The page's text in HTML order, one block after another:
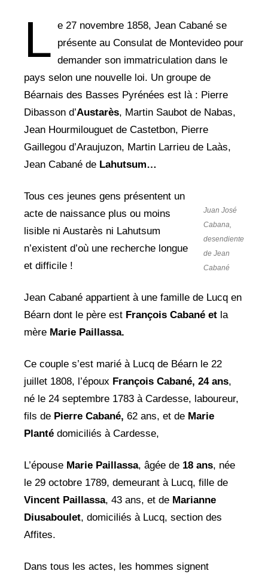
L e 27 novembre 1858, Jean Cabané se
présente au Consulat de Montevideo pour
demander son immatriculation dans le
pays selon une nouvelle loi. Un groupe de
Béarnais des Basses Pyrénées est là : Pierre
Dibasson d’Austarès, Martin Saubot de Nabas,
Jean Hourmilouguet de Castetbon, Pierre
Gaillegou d’Araujuzon, Martin Larrieu de Laàs,
Jean Cabané de Lahutsum…
Juan José
Cabana,
desendiente
de Jean
Cabané
Tous ces jeunes gens présentent un
acte de naissance plus ou moins
lisible ni Austarès ni Lahutsum
n’existent d’où une recherche longue
et difficile !
Jean Cabané appartient à une famille de Lucq en
Béarn dont le père est François Cabané et la
mère Marie Paillassa.
Ce couple s’est marié à Lucq de Béarn le 22
juillet 1808, l’époux François Cabané, 24 ans,
né le 24 septembre 1783 à Cardesse, laboureur,
fils de Pierre Cabané, 62 ans, et de Marie
Planté domiciliés à Cardesse,
L’épouse Marie Paillassa, âgée de 18 ans, née
le 29 octobre 1789, demeurant à Lucq, fille de
Vincent Paillassa, 43 ans, et de Marianne
Diusaboulet, domiciliés à Lucq, section des
Affites.
Dans tous les actes, les hommes signent